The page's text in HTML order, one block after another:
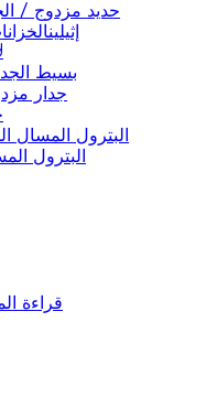
حديد مزدوج /
بسيط
جدار
البترول المسال
البترول
قراءة